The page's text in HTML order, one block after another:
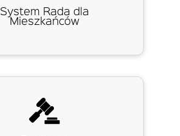
System Rada dla
Mieszkańców